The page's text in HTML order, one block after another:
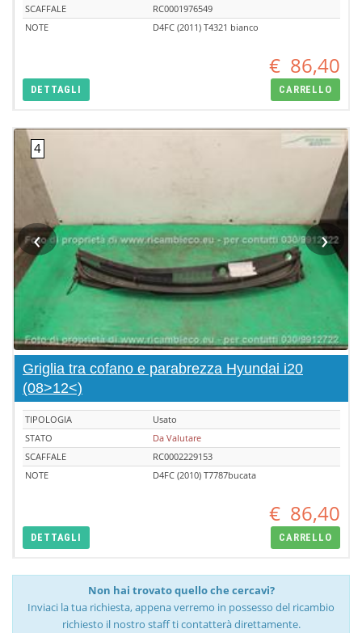
SCAFFALE
RC0001976549
NOTE
D4FC (2011) T4321 bianco
€ 86,40
DETTAGLI CARRELLO
‹ ›
Griglia tra cofano e parabrezza Hyundai i20
(08>12<)
TIPOLOGIA
Usato
STATO
Da Valutare
SCAFFALE
RC0002229153
NOTE
D4FC (2010) T7787bucata
€ 86,40
DETTAGLI CARRELLO
Non hai trovato quello che cercavi?
Inviaci la tua richiesta, appena verremo in possesso del ricambio
richiesto il nostro staff ti contatterà direttamente.